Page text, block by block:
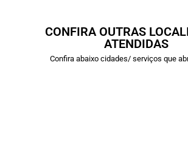
CONFIRA OUTRAS
ATENDIDAS
Confira abaixo cidades/ serviços que